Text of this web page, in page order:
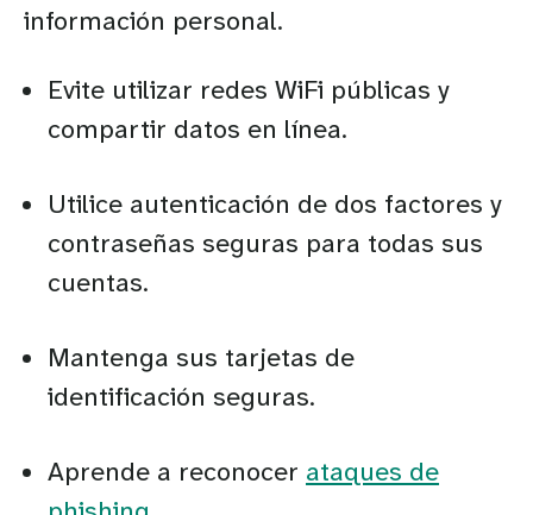
información personal.
Evite utilizar redes WiFi públicas y
compartir datos en línea.
Utilice autenticación de dos factores y
contraseñas seguras para todas sus
cuentas.
Mantenga sus tarjetas de
identificación seguras.
Aprende a reconocer ataques de